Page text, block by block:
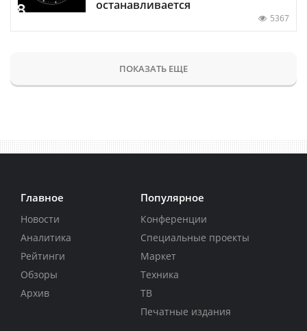
останавливается
5367
ПОКАЗАТЬ ЕЩЕ
Главное
Новости
Аналитика
Рейтинги
Обзоры
Архив
Популярное
Конференции
Специальные проекты
Маркет
Техника
ТВ
Печатные издания